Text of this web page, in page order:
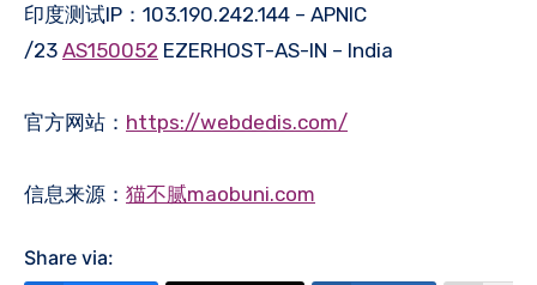
印度测试IP：103.190.242.144 – APNIC
/23 AS150052 EZERHOST-AS-IN – India
官方网站： https://webdedis.com/
信息来源： 猫不腻maobuni.com
Share via: